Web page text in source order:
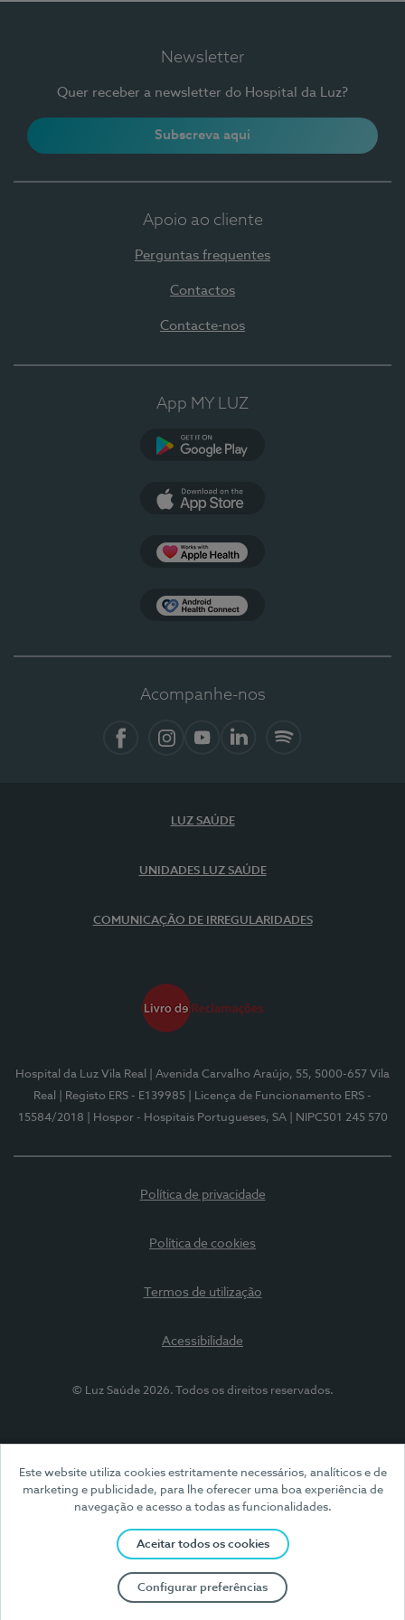
Este website utiliza cookies estritamente necessários, analíticos e de
marketing e publicidade, para lhe oferecer uma boa experiência de
navegação e acesso a todas as funcionalidades.
Aceitar todos os cookies
Configurar preferências
Newsletter
Quer receber a newsletter do Hospital da Luz?
Subscreva aqui
Apoio ao cliente
Perguntas frequentes
Contactos
Contacte-nos
App MY LUZ
Acompanhe-nos
LUZ SAÚDE
UNIDADES LUZ SAÚDE
COMUNICAÇÃO DE IRREGULARIDADES
Hospital da Luz Vila Real
| Avenida Carvalho Araújo, 55, 5000-657 Vila
Real
| Registo ERS - E139985
| Licença de Funcionamento ERS -
15584/2018
| Hospor - Hospitais Portugueses, SA | NIPC501 245 570
Política de privacidade
Política de cookies
Termos de utilização
Acessibilidade
© Luz Saúde 2026. Todos os direitos reservados.